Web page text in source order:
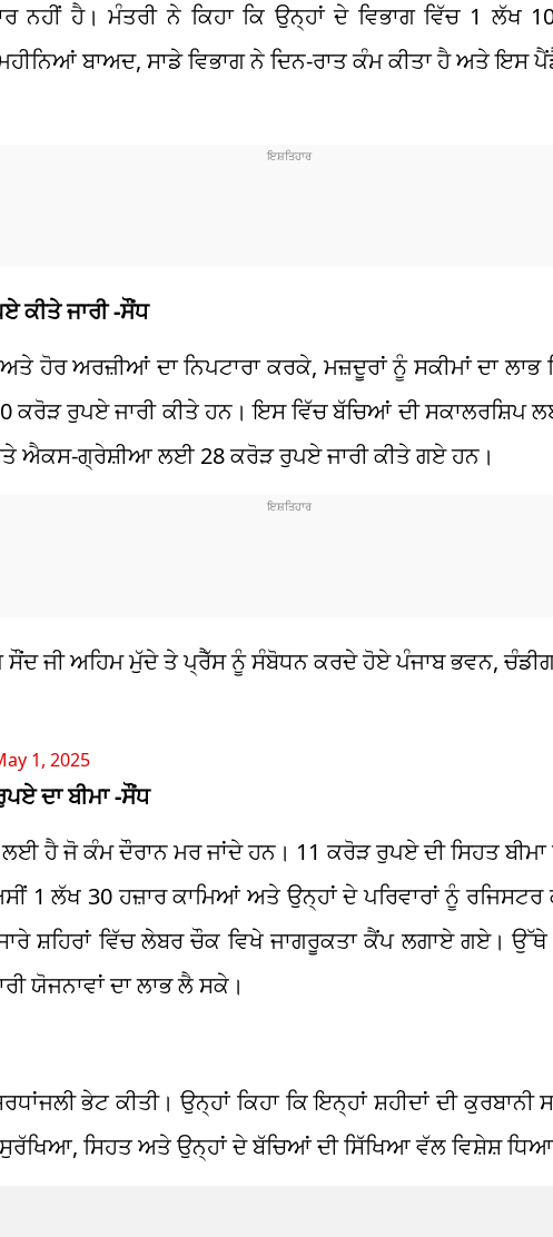
ਨਹੀਂ ਹੈ। ਮੰਤਰੀ ਨੇ ਕਿਹਾ ਕਿ ਉਨ੍ਹਾਂ ਦੇ ਵਿਭਾਗ ਵਿੱਚ 1 ਲੱਖ
ਬਾਅਦ, ਸਾਡੇ ਵਿਭਾਗ ਨੇ ਦਿਨ-ਰਾਤ ਕੰਮ ਕੀਤਾ ਹੈ ਅਤੇ ਇਸ
ਕੀਤੇ ਜਾਰੀ -ਸੌਂਧ
ਹੋਰ ਅਰਜ਼ੀਆਂ ਦਾ ਨਿਪਟਾਰਾ ਕਰਕੇ, ਮਜ਼ਦੂਰਾਂ ਨੂੰ ਸਕੀਮਾਂ ਦਾ
ਕਰੋੜ ਰੁਪਏ ਜਾਰੀ ਕੀਤੇ ਹਨ। ਇਸ ਵਿੱਚ ਬੱਚਿਆਂ ਦੀ ਸਕਾਲਰਸ਼ਿਪ
ਐਕਸ-ਗ੍ਰੇਸ਼ੀਆ ਲਈ 28 ਕਰੋੜ ਰੁਪਏ ਜਾਰੀ ਕੀਤੇ ਗਏ ਹਨ।
ਸੌਂਦ ਜੀ ਅਹਿਮ ਮੁੱਦੇ ਤੇ ਪ੍ਰੈੱਸ ਨੂੰ ਸੰਬੋਧਨ ਕਰਦੇ ਹੋਏ ਪੰਜਾਬ ਭਵਨ,
1, 2025
ਦਾ ਬੀਮਾ -ਸੌਂਧ
ਹੈ ਜੋ ਕੰਮ ਦੌਰਾਨ ਮਰ ਜਾਂਦੇ ਹਨ। 11 ਕਰੋੜ ਰੁਪਏ ਦੀ ਸਿਹਤ ਬੀਮਾ
1 ਲੱਖ 30 ਹਜ਼ਾਰ ਕਾਮਿਆਂ ਅਤੇ ਉਨ੍ਹਾਂ ਦੇ ਪਰਿਵਾਰਾਂ ਨੂੰ
ਸਾਰੇ ਸ਼ਹਿਰਾਂ ਵਿੱਚ ਲੇਬਰ ਚੌਕ ਵਿਖੇ ਜਾਗਰੂਕਤਾ ਕੈਂਪ ਲਗਾਏ ਗਏ।
ਯੋਜਨਾਵਾਂ ਦਾ ਲਾਭ ਲੈ ਸਕੇ।
ਭੇਟ ਕੀਤੀ। ਉਨ੍ਹਾਂ ਕਿਹਾ ਕਿ ਇਨ੍ਹਾਂ ਸ਼ਹੀਦਾਂ ਦੀ
ਸਿਹਤ ਅਤੇ ਉਨ੍ਹਾਂ ਦੇ ਬੱਚਿਆਂ ਦੀ ਸਿੱਖਿਆ ਵੱਲ ਵਿਸ਼ੇਸ਼